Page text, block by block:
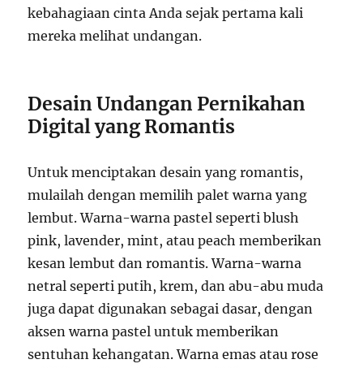
kebahagiaan cinta Anda sejak pertama kali
mereka melihat undangan.
Desain Undangan Pernikahan
Digital yang Romantis
Untuk menciptakan desain yang romantis,
mulailah dengan memilih palet warna yang
lembut. Warna-warna pastel seperti blush
pink, lavender, mint, atau peach memberikan
kesan lembut dan romantis. Warna-warna
netral seperti putih, krem, dan abu-abu muda
juga dapat digunakan sebagai dasar, dengan
aksen warna pastel untuk memberikan
sentuhan kehangatan. Warna emas atau rose